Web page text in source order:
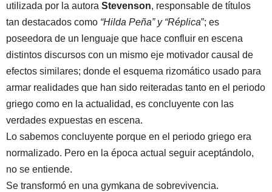
utilizada por la autora Stevenson, responsable de títulos
tan destacados como “Hilda Peña” y “Réplica”; es
poseedora de un lenguaje que hace confluir en escena
distintos discursos con un mismo eje motivador causal de
efectos similares; donde el esquema rizomático usado para
armar realidades que han sido reiteradas tanto en el periodo
griego como en la actualidad, es concluyente con las
verdades expuestas en escena.
Lo sabemos concluyente porque en el periodo griego era
normalizado. Pero en la época actual seguir aceptándolo,
no se entiende.
Se transformó en una gymkana de sobrevivencia.